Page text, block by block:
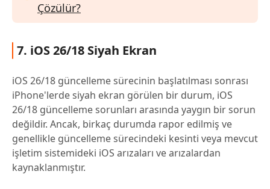
Çözülür?
7. iOS 26/18 Siyah Ekran
iOS 26/18 güncelleme sürecinin başlatılması sonrası
iPhone'lerde siyah ekran görülen bir durum, iOS
26/18 güncelleme sorunları arasında yaygın bir sorun
değildir. Ancak, birkaç durumda rapor edilmiş ve
genellikle güncelleme sürecindeki kesinti veya mevcut
işletim sistemideki iOS arızaları ve arızalardan
kaynaklanmıştır.